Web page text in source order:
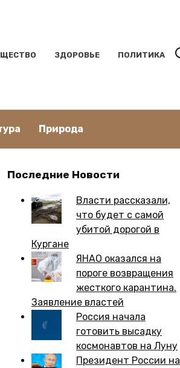
ЗДОРОВЬЕ ПОЛИТИКА
Природа
Последние Новости
Власти рассказали,
что будет с самой
убитой дорогой в
Кургане
ЯНАО оказался на
пороге возвращения
жесткого карантина.
Заявление властей
Россия начала
готовить высадку
космонавтов на Луну
Президент России на